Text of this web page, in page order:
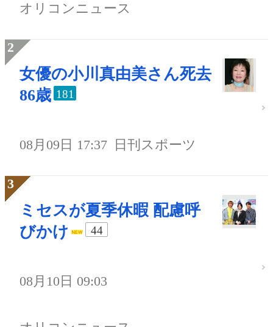
オリコンニュース
女優の小川真由美さん死去
86歳 181
08月09日 17:37 日刊スポーツ
ミセスが夏季休暇 配慮呼
びかけ
44
08月10日 09:03